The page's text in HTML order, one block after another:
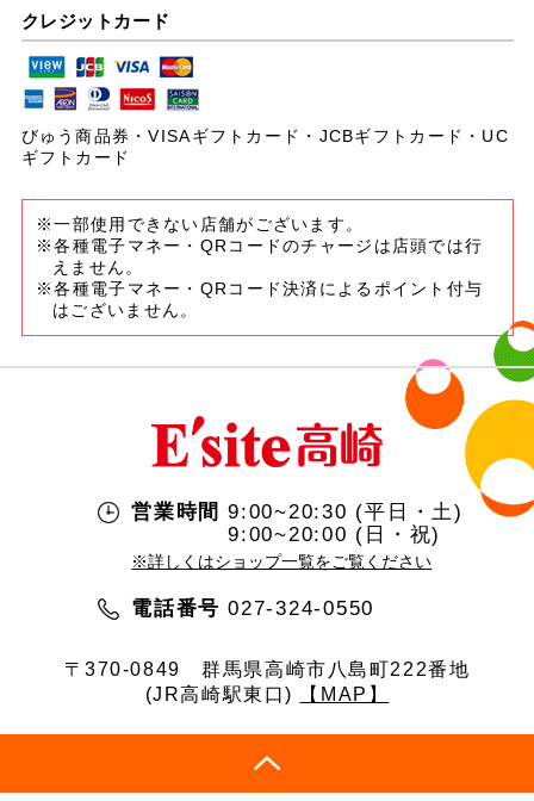
クレジットカード
びゅう商品券・VISAギフトカード・JCBギフトカード・UC
ギフトカード
※一部使用できない店舗がございます。
※各種電子マネー・QRコードのチャージは店頭では行
えません。
※各種電子マネー・QRコード決済によるポイント付与
はございません。
営業時間 9:00~20:30 (平日・土)
9:00~20:00 (日・祝)
※詳しくはショップ一覧をご覧ください
電話番号 027-324-0550
〒370-0849
群馬県高崎市八島町222番地
(JR高崎駅東口)
【MAP】